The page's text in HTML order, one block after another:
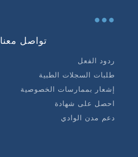
...
تواصل معنا
ردود الفعل
طلبات السجلات الطبية
إشعار بممارسات الخصوصية
احصل على شهادة
دعم مدن الوادي